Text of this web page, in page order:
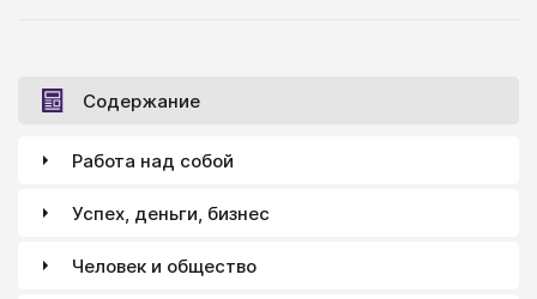
Содержание
Работа над собой
Успех, деньги, бизнес
Человек и общество